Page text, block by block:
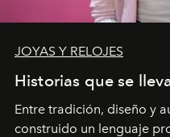
JOYAS Y RELOJES
Historias que se
Entre tradición, diseño y
construido un lenguaje